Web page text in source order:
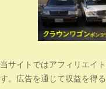
当サイトではアフィリエイ
す。広告を通じて収益を得